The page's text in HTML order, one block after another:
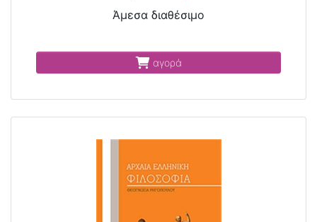
Άμεσα διαθέσιμο
αγορά